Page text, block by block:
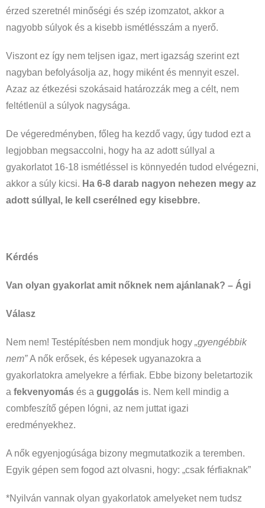
érzed szeretnél minőségi és szép izomzatot, akkor a
nagyobb súlyok és a kisebb ismétlésszám a nyerő.
Viszont ez így nem teljsen igaz, mert igazság szerint ezt
nagyban befolyásolja az, hogy miként és mennyit eszel.
Azaz az étkezési szokásaid határozzák meg a célt, nem
feltétlenül a súlyok nagysága.
De végeredményben, főleg ha kezdő vagy, úgy tudod ezt a
legjobban megsaccolni, hogy ha az adott súllyal a
gyakorlatot 16-18 ismétléssel is könnyedén tudod elvégezni,
akkor a súly kicsi. Ha 6-8 darab nagyon nehezen megy az
adott súllyal, le kell cserélned egy kisebbre.
Kérdés
Van olyan gyakorlat amit nőknek nem ajánlanak? – Ági
Válasz
Nem nem! Testépítésben nem mondjuk hogy „gyengébbik
nem”A nők erősek, és képesek ugyanazokra a
gyakorlatokra amelyekre a férfiak. Ebbe bizony beletartozik
a fekvenyomás és a guggolás is. Nem kell mindig a
combfeszítő gépen lógni, az nem juttat igazi
eredményekhez.
A nők egyenjogúsága bizony megmutatkozik a teremben.
Egyik gépen sem fogod azt olvasni, hogy: „csak férfiaknak”
*Nyilván vannak olyan gyakorlatok amelyeket nem tudsz